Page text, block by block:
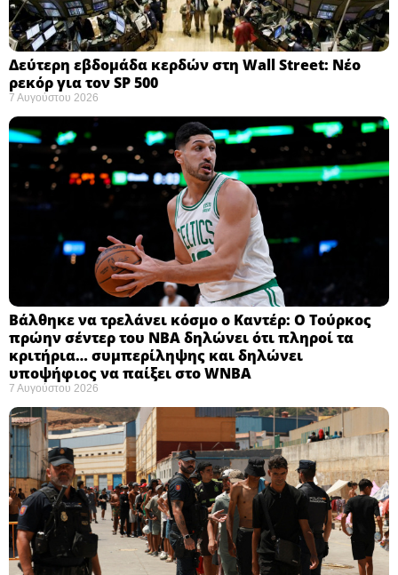
Δεύτερη εβδομάδα κερδών στη Wall Street: Νέο
ρεκόρ για τον SP 500
7 Αυγούστου 2026
Βάλθηκε να τρελάνει κόσμο ο Καντέρ: Ο Τούρκος
πρώην σέντερ του NBA δηλώνει ότι πληροί τα
κριτήρια… συμπερίληψης και δηλώνει
υποψήφιος να παίξει στο WNBA
7 Αυγούστου 2026